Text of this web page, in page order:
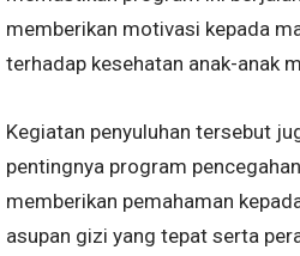
memberikan motivasi kepada
terhadap kesehatan anak-anak
Kegiatan penyuluhan tersebut
pentingnya program
memberikan pemahaman
asupan gizi yang tepat serta